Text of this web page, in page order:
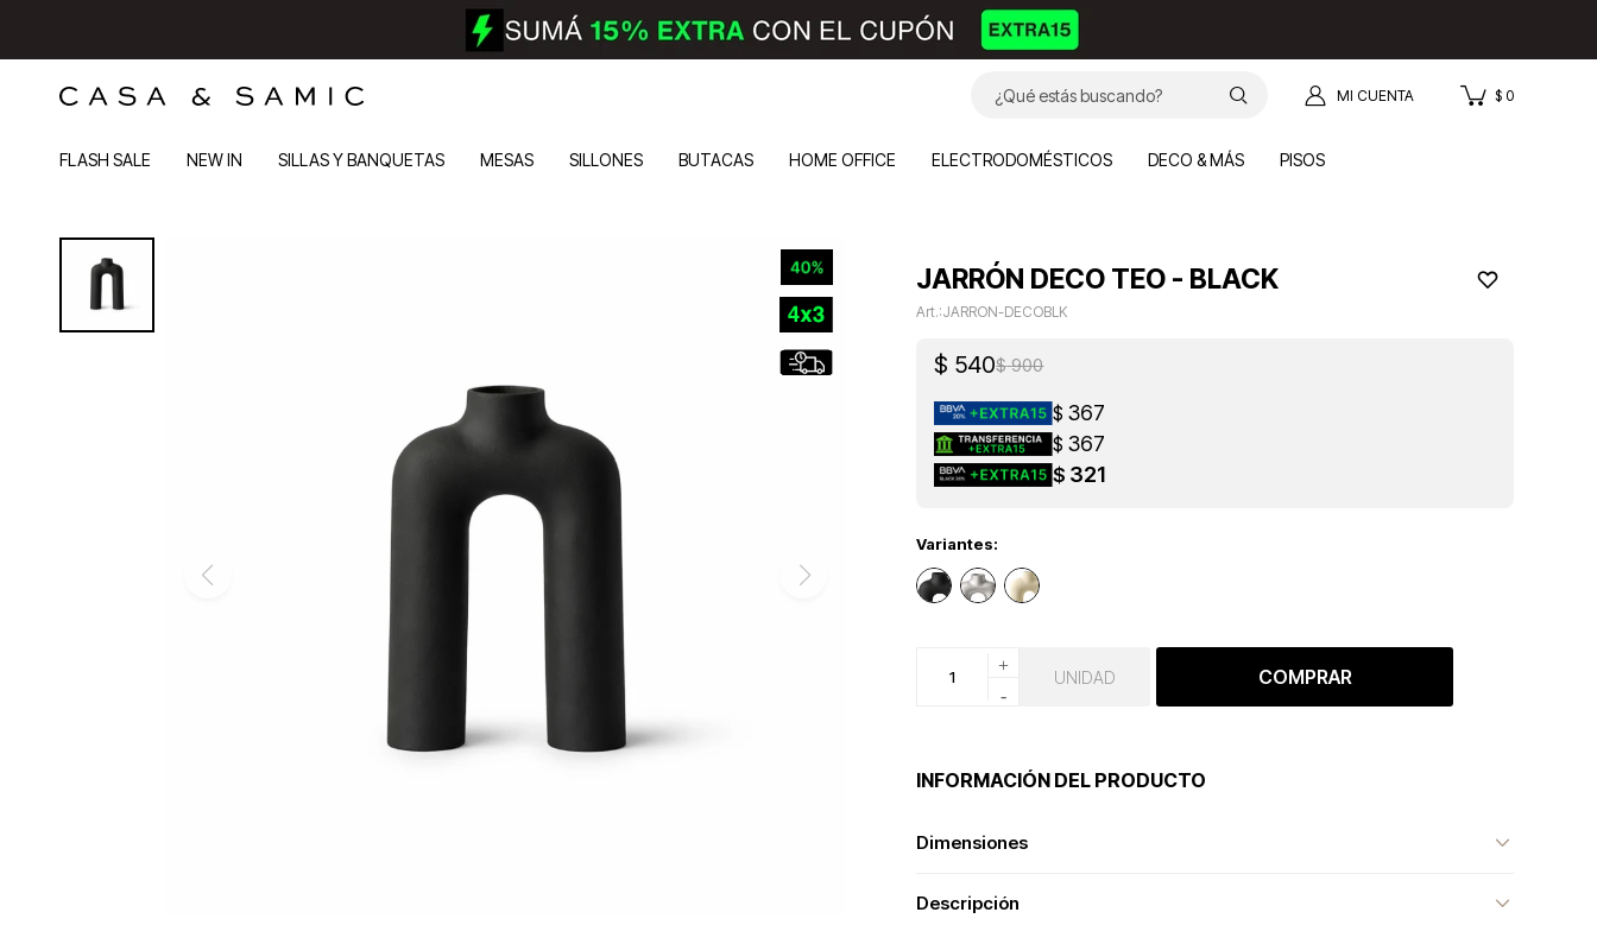
FLASH SALE NEW IN SILLAS Y BANQUETAS MESAS SILLONES BUTACAS HOME OFFICE ELECTRODOMÉSTICOS DECO & MÁS PISOS
$ 0
JARRÓN DECO TEO - BLACK
JARRON-DECOBLK
$ 540$ 900
$ 367
$ 367
$ 321
Variantes:
+
-
UNIDAD COMPRAR
INFORMACIÓN DEL PRODUCTO
Dimensiones
Descripción